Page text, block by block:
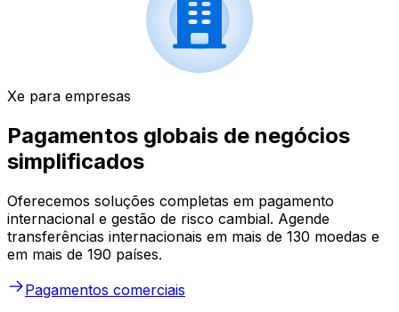
Xe para empresas
Pagamentos globais de negócios
simplificados
Oferecemos soluções completas em pagamento
internacional e gestão de risco cambial. Agende
transferências internacionais em mais de 130 moedas e
em mais de 190 países.
Pagamentos comerciais